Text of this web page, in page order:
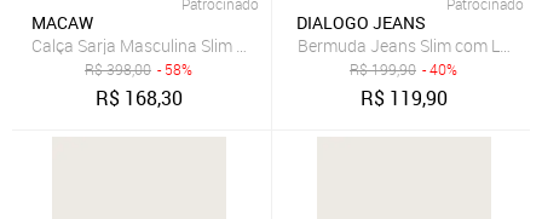
MACAW
R$398,00 - 58%
R$ 168,30
DIALOGO JEANS
Bermuda Jeans Slim com
R$199,90 - 40%
R$ 119,90